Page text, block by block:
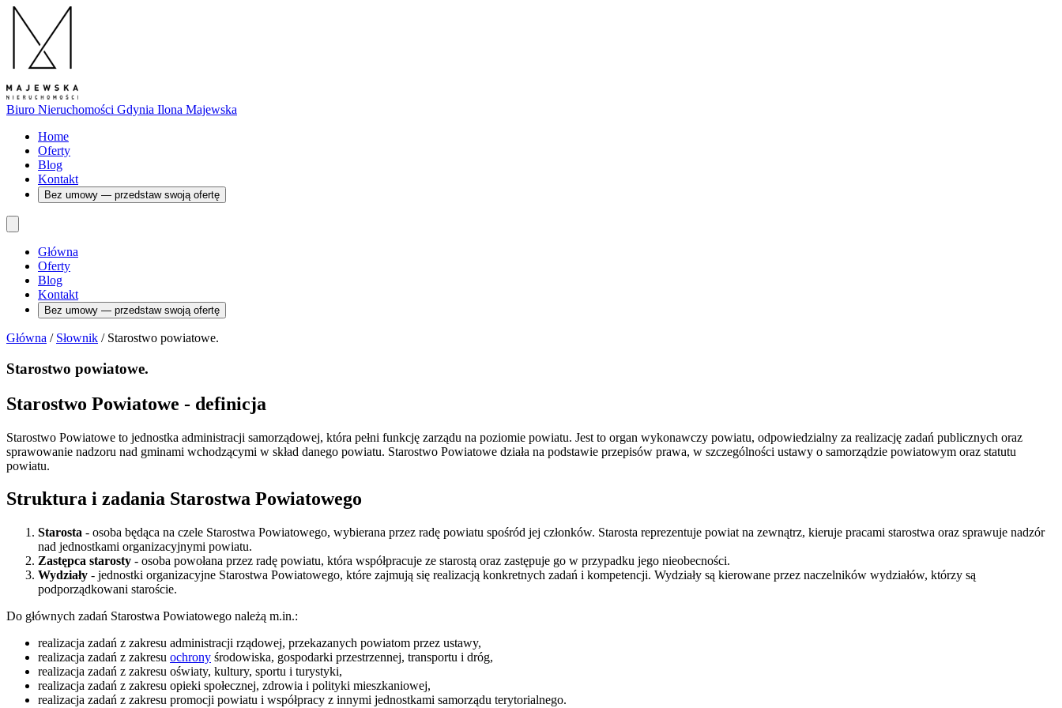
Biuro Nieruchomości Gdynia Ilona Majewska
Home
Oferty
Blog
Kontakt
Bez umowy — przedstaw swoją ofertę
Główna
Oferty
Blog
Kontakt
Bez umowy — przedstaw swoją ofertę
Główna / Słownik / Starostwo powiatowe.
Starostwo powiatowe.
Starostwo Powiatowe - definicja
Starostwo Powiatowe to jednostka administracji samorządowej, która pełni funkcję zarządu na poziomie powiatu. Jest to organ wykonawczy powiatu, odpowiedzialny za realizację zadań publicznych oraz
sprawowanie nadzoru nad gminami wchodzącymi w skład danego powiatu. Starostwo Powiatowe działa na podstawie przepisów prawa, w szczególności ustawy o samorządzie powiatowym oraz statutu
powiatu.
Struktura i zadania Starostwa Powiatowego
Starosta - osoba będąca na czele Starostwa Powiatowego, wybierana przez radę powiatu spośród jej członków. Starosta reprezentuje powiat na zewnątrz, kieruje pracami starostwa oraz sprawuje nadzór
nad jednostkami organizacyjnymi powiatu.
Zastępca starosty - osoba powołana przez radę powiatu, która współpracuje ze starostą oraz zastępuje go w przypadku jego nieobecności.
Wydziały - jednostki organizacyjne Starostwa Powiatowego, które zajmują się realizacją konkretnych zadań i kompetencji. Wydziały są kierowane przez naczelników wydziałów, którzy są
podporządkowani staroście.
Do głównych zadań Starostwa Powiatowego należą m.in.:
realizacja zadań z zakresu administracji rządowej, przekazanych powiatom przez ustawy,
realizacja zadań z zakresu ochrony środowiska, gospodarki przestrzennej, transportu i dróg,
realizacja zadań z zakresu oświaty, kultury, sportu i turystyki,
realizacja zadań z zakresu opieki społecznej, zdrowia i polityki mieszkaniowej,
realizacja zadań z zakresu promocji powiatu i współpracy z innymi jednostkami samorządu terytorialnego.